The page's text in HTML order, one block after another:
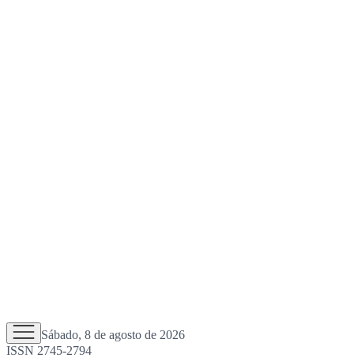
Sábado, 8 de agosto de 2026
ISSN 2745-2794